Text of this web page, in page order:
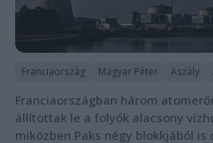
Franciaország Magyar Péter Aszály
Franciaországban három
állítottak le a folyók alacsony
miközben Paks négy blokkjából is